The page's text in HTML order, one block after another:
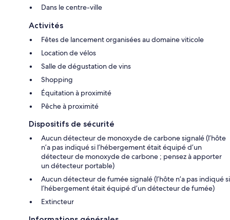
Dans le centre-ville
Activités
Fêtes de lancement organisées au domaine viticole
Location de vélos
Salle de dégustation de vins
Shopping
Équitation à proximité
Pêche à proximité
Dispositifs de sécurité
Aucun détecteur de monoxyde de carbone signalé (l’hôte
n’a pas indiqué si l’hébergement était équipé d’un
détecteur de monoxyde de carbone ; pensez à apporter
un détecteur portable)
Aucun détecteur de fumée signalé (l’hôte n’a pas indiqué si
l’hébergement était équipé d’un détecteur de fumée)
Extincteur